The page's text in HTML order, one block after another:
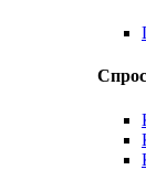
Спрос